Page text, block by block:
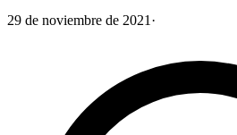
29 de noviembre de 2021 ·